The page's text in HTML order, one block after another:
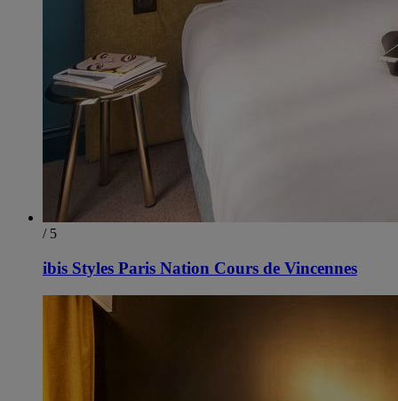
/ 5
ibis Styles Paris Nation Cours de Vincennes